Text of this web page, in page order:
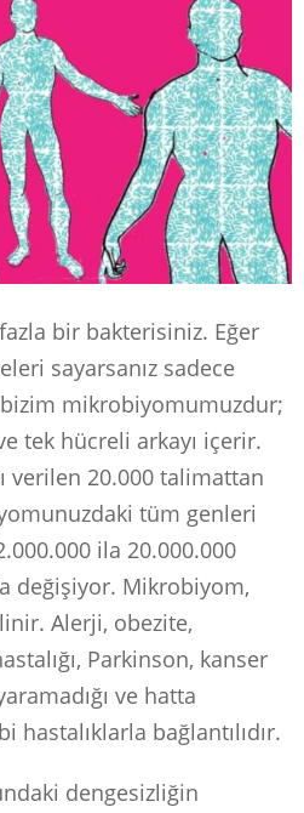
bir bakterisiniz. Eğer
sayarsanız sadece
bizim mikrobiyomumuzdur;
tek hücreli arkayı içerir.
verilen 20.000 talimattan
tüm genleri
ila 20.000.000
değişiyor. Mikrobiyom,
Alerji, obezite,
Parkinson, kanser
ve hatta
hastalıklarla bağlantılıdır.
dengesizliğin